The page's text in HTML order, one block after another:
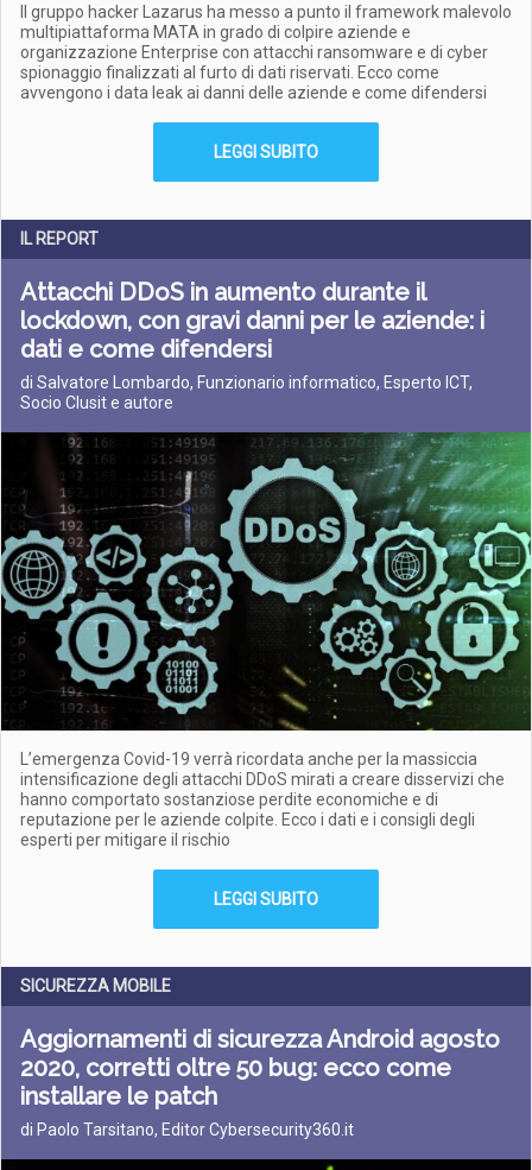
Il gruppo hacker Lazarus ha messo a punto il framework malevolo
multipiattaforma MATA in grado di colpire aziende e
organizzazione Enterprise con attacchi ransomware e di cyber
spionaggio finalizzati al furto di dati riservati. Ecco come
avvengono i data leak ai danni delle aziende e come difendersi
LEGGI SUBITO
IL REPORT
Attacchi DDoS in aumento durante il
lockdown, con gravi danni per le aziende: i
dati e come difendersi
di Salvatore Lombardo, Funzionario informatico, Esperto ICT,
Socio Clusit e autore
L’emergenza Covid-19 verrà ricordata anche per la massiccia
intensificazione degli attacchi DDoS mirati a creare disservizi che
hanno comportato sostanziose perdite economiche e di
reputazione per le aziende colpite. Ecco i dati e i consigli degli
esperti per mitigare il rischio
LEGGI SUBITO
SICUREZZA MOBILE
Aggiornamenti di sicurezza Android agosto
2020, corretti oltre 50 bug: ecco come
installare le patch
di Paolo Tarsitano, Editor Cybersecurity360.it